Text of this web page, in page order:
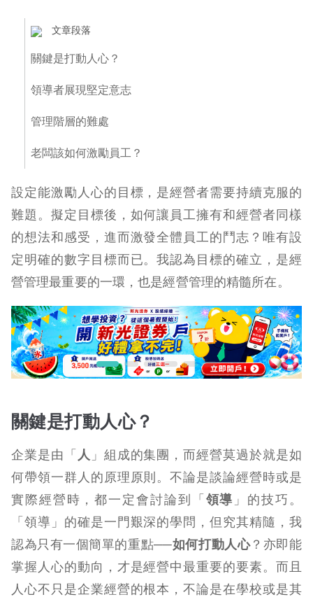
文章段落
關鍵是打動人心？
領導者展現堅定意志
管理階層的難處
老闆該如何激勵員工？
設定能激勵人心的目標，是經營者需要持續克服的
難題。擬定目標後，如何讓員工擁有和經營者同樣
的想法和感受，進而激發全體員工的鬥志？唯有設
定明確的數字目標而已。我認為目標的確立，是經
營管理最重要的一環，也是經營管理的精髓所在。
關鍵是打動人心？
企業是由「 人 」組成的集團，而經營莫過於就是如
何帶領一群人的原理原則。不論是談論經營時或是
實際經營時，都一定會討論到「 領導 」的技巧。
「領導」的確是一門艱深的學問，但究其精隨，我
認為只有一個簡單的重點──如何打動人心？亦即能
掌握人心的動向，才是經營中最重要的要素。而且
人心不只是企業經營的根本，不論是在學校或是其